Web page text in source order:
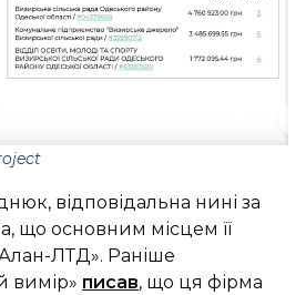
відповідальна нині за
що основним місцем її
ЛТД». Раніше
вимір» писав, що ця фірма